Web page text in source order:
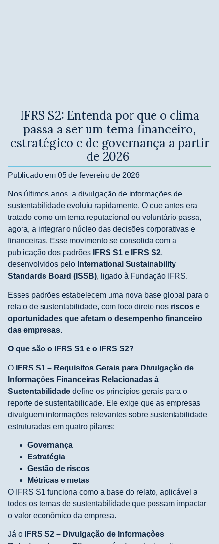
IFRS S2: Entenda por que o clima
passa a ser um tema financeiro,
estratégico e de governança a partir
de 2026
Publicado em 05 de fevereiro de 2026
Nos últimos anos, a divulgação de informações de
sustentabilidade evoluiu rapidamente. O que antes era
tratado como um tema reputacional ou voluntário passa,
agora, a integrar o núcleo das decisões corporativas e
financeiras. Esse movimento se consolida com a
publicação dos padrões
IFRS S1 e IFRS S2,
desenvolvidos pelo International Sustainability
Standards Board (ISSB), ligado à Fundação IFRS.
Esses padrões estabelecem uma nova base global para o
relato de sustentabilidade, com foco direto nos riscos e
oportunidades que afetam o desempenho financeiro
das empresas.
O que são o IFRS S1 e o IFRS S2?
O
IFRS S1 – Requisitos Gerais para Divulgação de
Informações Financeiras Relacionadas à
Sustentabilidade define os princípios gerais para o
reporte de sustentabilidade. Ele exige que as empresas
divulguem informações relevantes sobre sustentabilidade
estruturadas em quatro pilares:
Governança
Estratégia
Gestão de riscos
Métricas e metas
O IFRS S1 funciona como a base do relato, aplicável a
todos os temas de sustentabilidade que possam impactar
o valor econômico da empresa.
Já o
IFRS S2 – Divulgação de Informações